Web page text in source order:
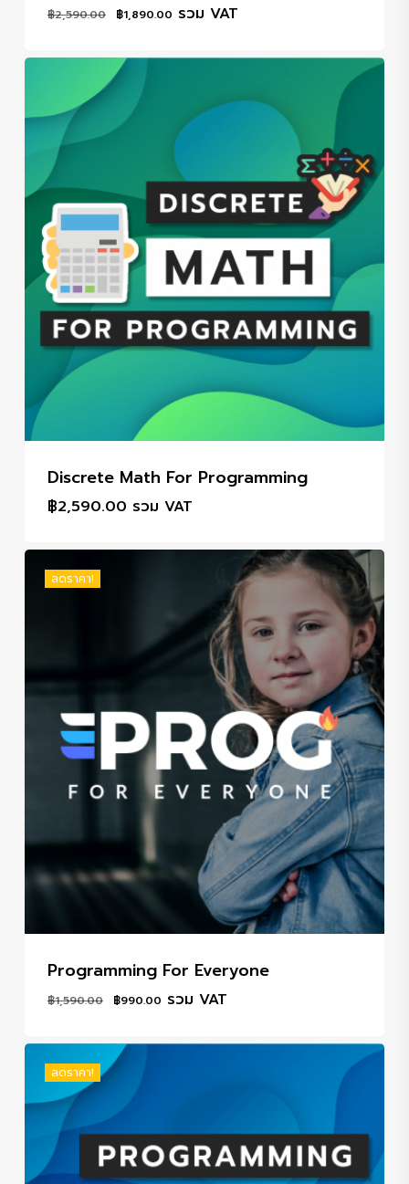
฿2,590.00
Original
was:
฿2,590.00.
฿1,890.00Current
is:
รวม VAT
Discrete Math For Programming
฿2,590.00 รวม VAT
ลดราคา!
Programming For Everyone
฿1,590.00
Original
was:
฿1,590.00.
฿990.00Current
is:
รวม VAT
ลดราคา!